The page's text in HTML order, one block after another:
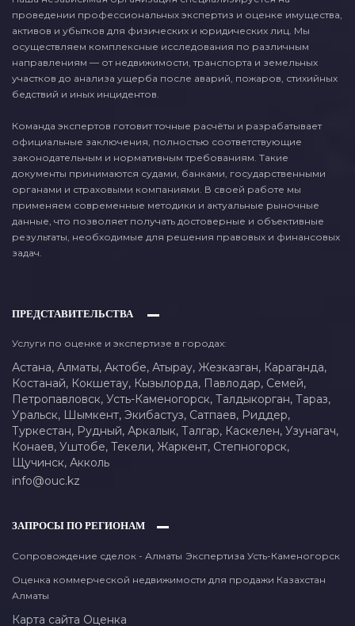
проведении профессиональных экспертиз и оценке имущества,
активов и убытков для физических и юридических лиц. Мы
осуществляем комплексные исследования по различным
направлениям — от недвижимости, транспорта и земельных
участков до анализа ущерба после аварий, пожаров, стихийных
бедствий и иных инцидентов.
Команда экспертов готовит точные расчёты и разрабатывает
официальные заключения, полностью соответствующие
законодательным и нормативным требованиям. Такие
документы принимаются судами, банками, государственными
органами и страховыми компаниями. В своей работе мы
применяем современные методики и актуальные рыночные
данные, что позволяет получать достоверные и объективные
результаты, необходимые для решения правовых и финансовых
задач.
ПРЕДСТАВИТЕЛЬСТВА
Услуги по оценке и экспертизе в городах:
Астана, Алматы, Актобе, Атырау, Жезказган, Караганда,
Костанай, Кокшетау, Кызылорда, Павлодар, Семей,
Петропавловск, Усть-Каменогорск, Талдыкорган, Тараз,
Уральск, Шымкент, Экибастуз, Сатпаев, Риддер,
Туркестан, Рудный, Аркалык, Талгар, Каскелен, Узунагач,
Конаев, Уштобе, Текели, Жаркент, Степногорск,
Щучинск, Акколь
info@ouc.kz
ЗАПРОСЫ ПО РЕГИОНАМ
Сопровождение сделок - Алматы Экспертиза Усть-Каменогорск
Оценка коммерческой недвижимости для продажи Казахстан
Алматы
Карта сайта Оценка